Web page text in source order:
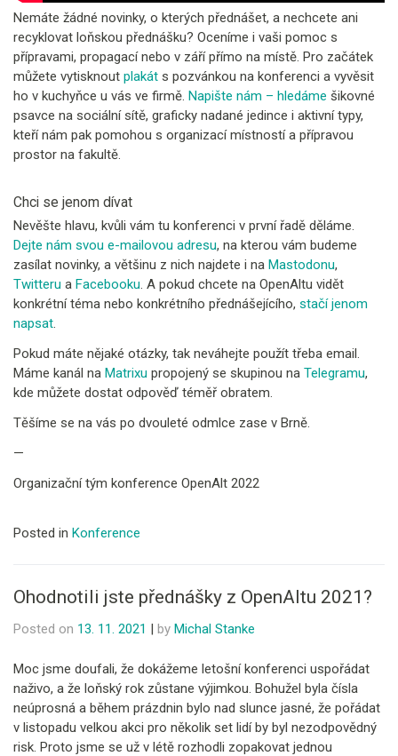
Nemáte žádné novinky, o kterých přednášet, a nechcete ani
recyklovat loňskou přednášku? Oceníme i vaši pomoc s
přípravami, propagací nebo v září přímo na místě. Pro začátek
můžete vytisknout plakát s pozvánkou na konferenci a vyvěsit
ho v kuchyňce u vás ve firmě. Napište nám – hledáme šikovné
psavce na sociální sítě, graficky nadané jedince i aktivní typy,
kteří nám pak pomohou s organizací místností a přípravou
prostor na fakultě.
Chci se jenom dívat
Nevěšte hlavu, kvůli vám tu konferenci v první řadě děláme.
Dejte nám svou e-mailovou adresu, na kterou vám budeme
zasílat novinky, a většinu z nich najdete i na Mastodonu,
Twitteru a Facebooku. A pokud chcete na OpenAltu vidět
konkrétní téma nebo konkrétního přednášejícího, stačí jenom
napsat.
Pokud máte nějaké otázky, tak neváhejte použít třeba email.
Máme kanál na Matrixu propojený se skupinou na Telegramu,
kde můžete dostat odpověď téměř obratem.
Těšíme se na vás po dvouleté odmlce zase v Brně.
—
Organizační tým konference OpenAlt 2022
Posted in Konference
Ohodnotili jste přednášky z OpenAltu 2021?
Posted on 13. 11. 2021 | by Michal Stanke
Moc jsme doufali, že dokážeme letošní konferenci uspořádat
naživo, a že loňský rok zůstane výjimkou. Bohužel byla čísla
neúprosná a během prázdnin bylo nad slunce jasné, že pořádat
v listopadu velkou akci pro několik set lidí by byl nezodpovědný
risk. Proto jsme se už v létě rozhodli zopakovat jednou